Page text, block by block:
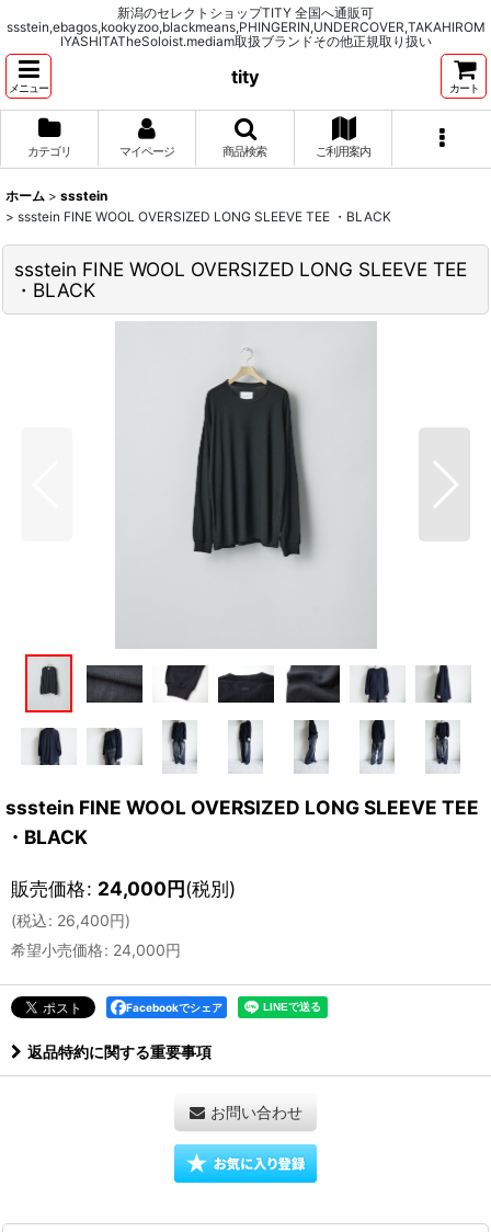
新潟のセレクトショップTITY 全国へ通販可
ssstein,ebagos,kookyzoo,blackmeans,PHINGERIN,UNDERCOVER,TAKAHIROM
IYASHITATheSoloist.mediam取扱ブランドその他正規取り扱い
メニュー
tity
カート
カテゴリ マイページ 商品検索 ご利用案内
ホーム > ssstein
> ssstein FINE WOOL OVERSIZED LONG SLEEVE TEE ・BLACK
ssstein FINE WOOL OVERSIZED LONG SLEEVE TEE
・BLACK
ssstein FINE WOOL OVERSIZED LONG SLEEVE TEE
・BLACK
販売価格: 24,000円(税別)
(税込: 26,400円)
希望小売価格: 24,000円
Facebookでシェア
返品特約に関する重要事項
お問い合わせ